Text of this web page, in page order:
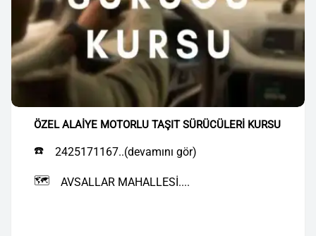
ÖZEL ALAİYE MOTORLU TAŞIT SÜRÜCÜLERİ KURSU
☎️ 2425171167..(devamını gör)
🗺️ AVSALLAR MAHALLESİ....